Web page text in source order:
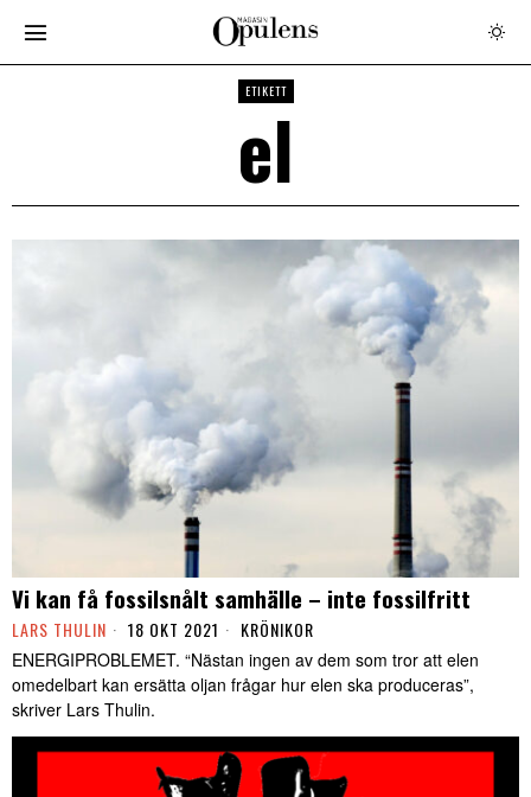
ETIKETT
el
Vi kan få fossilsnålt samhälle – inte fossilfritt
LARS THULIN 18 OKT 2021 KRÖNIKOR
ENERGIPROBLEMET. “Nästan ingen av dem som tror att elen
omedelbart kan ersätta oljan frågar hur elen ska produceras”,
skriver Lars Thulin.